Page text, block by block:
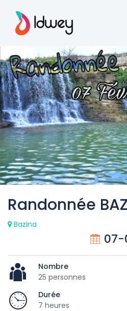
Randonnée
Bazina
07-
Nombre
25 personnes
Durée
7 heures